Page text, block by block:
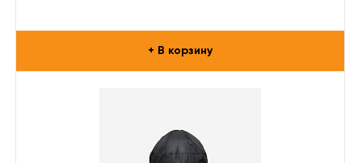
+ В корзину